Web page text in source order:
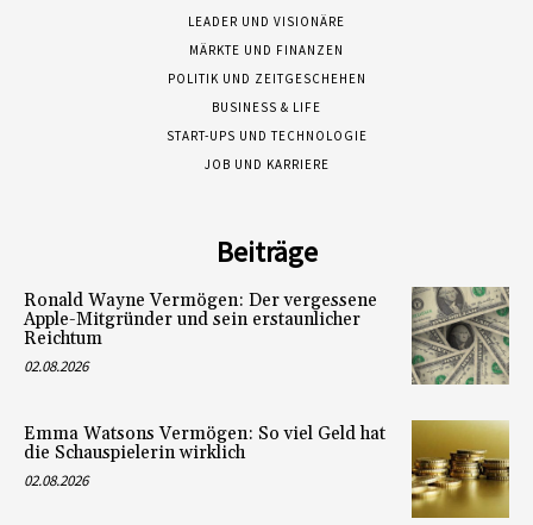
LEADER UND VISIONÄRE
MÄRKTE UND FINANZEN
POLITIK UND ZEITGESCHEHEN
BUSINESS & LIFE
START-UPS UND TECHNOLOGIE
JOB UND KARRIERE
Beiträge
Ronald Wayne Vermögen: Der vergessene
Apple-Mitgründer und sein erstaunlicher
Reichtum
02.08.2026
Emma Watsons Vermögen: So viel Geld hat
die Schauspielerin wirklich
02.08.2026